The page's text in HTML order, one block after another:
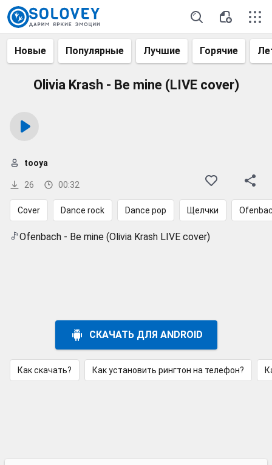
Новые Популярные Лучшие Горячие
Olivia Krash - Be mine (LIVE cover)
26 00:32
tooya
Cover Dance rock Dance pop Щелчки
Ofenbach - Be mine (Olivia Krash LIVE cover)
СКАЧАТЬ ДЛЯ ANDROID
Как скачать? Как установить рингтон на телефон?